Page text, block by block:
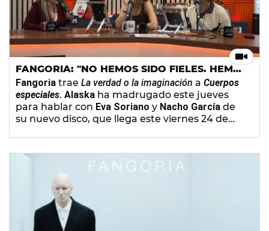
FANGORIA: "NO HEMOS SIDO FIELES. HEMOS
HECHO OTRO DISCO PARALELO CON
ROJUU"
Fangoria trae La verdad o la imaginación a Cuerpos
especiales. Alaska ha madrugado este jueves
para hablar con Eva Soriano y Nacho García de
su nuevo disco, que llega este viernes 24 de
presentación y cómo llevan los preparativos de
la gira. También le pone nota a
Aníbal Gómez
por la imitación que hizo de ella en